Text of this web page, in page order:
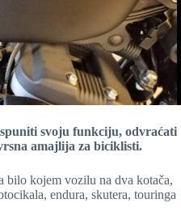
svoju funkciju, odvraćati
amajlija za biciklisti.
bilo kojem vozilu na dva kotača,
endura, skutera, touringa